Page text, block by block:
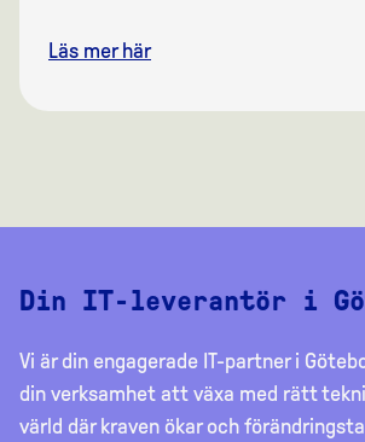
Läs mer här
Din IT-leverantör i
Vi är din engagerade IT-partner i
din verksamhet att växa med rätt
värld där kraven ökar och